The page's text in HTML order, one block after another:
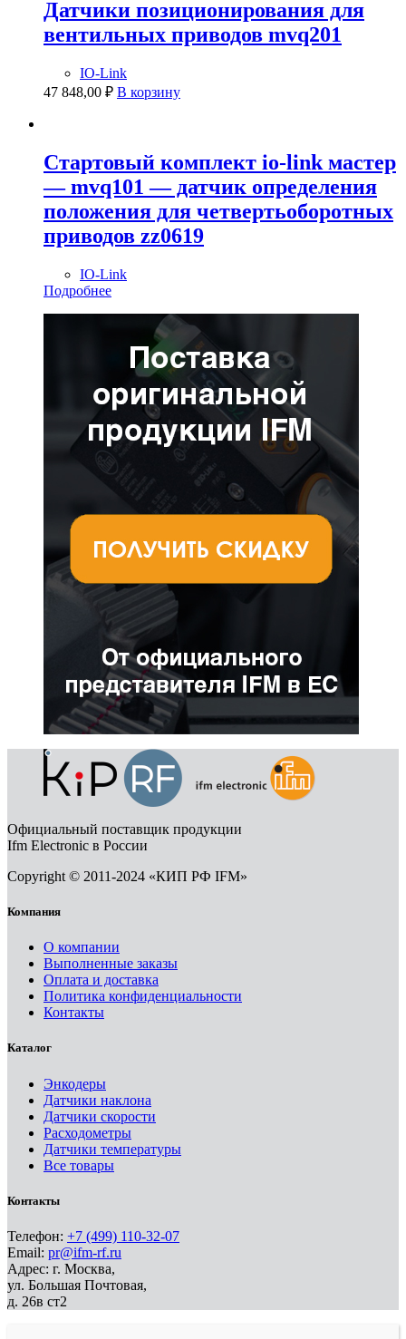
Датчики позиционирования для
вентильных приводов mvq201
IO-Link
47 848,00 ₽ В корзину
Стартовый комплект io-link мастер
— mvq101 — датчик определения
положения для четвертьоборотных
приводов zz0619
IO-Link
Подробнее
Официальный поставщик продукции
Ifm Electronic в России
Copyright © 2011-2024 «КИП РФ IFM»
Компания
О компании
Выполненные заказы
Оплата и доставка
Политика конфиденциальности
Контакты
Каталог
Энкодеры
Датчики наклона
Датчики скорости
Расходометры
Датчики температуры
Все товары
Контакты
Телефон: +7 (499) 110-32-07
Email: pr@ifm-rf.ru
Адрес: г. Москва,
ул. Большая Почтовая,
д. 26в ст2